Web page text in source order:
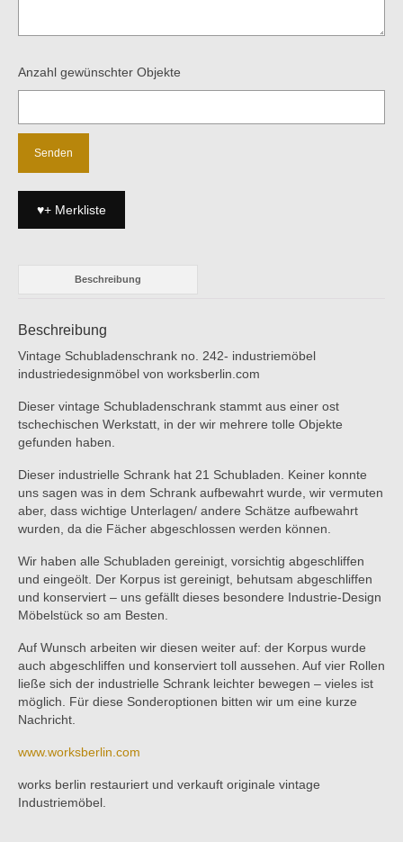
Anzahl gewünschter Objekte
♥+ Merkliste
Beschreibung
Beschreibung
Vintage Schubladenschrank no. 242- industriemöbel
industriedesignmöbel von worksberlin.com
Dieser vintage Schubladenschrank stammt aus einer ost
tschechischen Werkstatt, in der wir mehrere tolle Objekte
gefunden haben.
Dieser industrielle Schrank hat 21 Schubladen. Keiner konnte
uns sagen was in dem Schrank aufbewahrt wurde, wir vermuten
aber, dass wichtige Unterlagen/ andere Schätze aufbewahrt
wurden, da die Fächer abgeschlossen werden können.
Wir haben alle Schubladen gereinigt, vorsichtig abgeschliffen
und eingeölt. Der Korpus ist gereinigt, behutsam abgeschliffen
und konserviert – uns gefällt dieses besondere Industrie-Design
Möbelstück so am Besten.
Auf Wunsch arbeiten wir diesen weiter auf: der Korpus wurde
auch abgeschliffen und konserviert toll aussehen. Auf vier Rollen
ließe sich der industrielle Schrank leichter bewegen – vieles ist
möglich. Für diese Sonderoptionen bitten wir um eine kurze
Nachricht.
www.worksberlin.com
works berlin restauriert und verkauft originale vintage
Industriemöbel.